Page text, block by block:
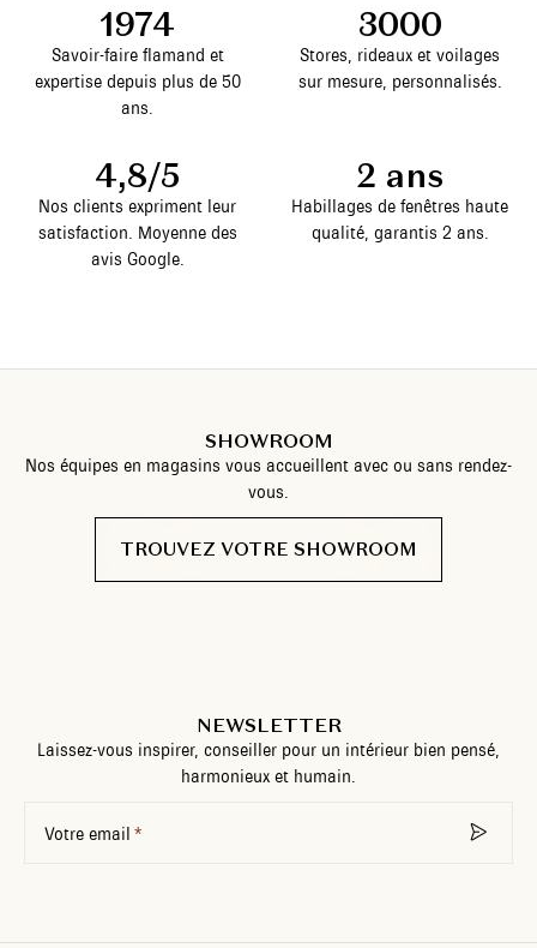
1974
Savoir-faire flamand et
expertise depuis plus de 50
ans.
3000
Stores, rideaux et voilages
sur mesure, personnalisés.
4,8/5
Nos clients expriment leur
satisfaction. Moyenne des
avis Google.
2 ans
Habillages de fenêtres haute
qualité, garantis 2 ans.
SHOWROOM
Nos équipes en magasins vous accueillent avec ou sans rendez-
vous.
TROUVEZ VOTRE SHOWROOM
NEWSLETTER
Laissez-vous inspirer, conseiller pour un intérieur bien pensé,
harmonieux et humain.
Votre email